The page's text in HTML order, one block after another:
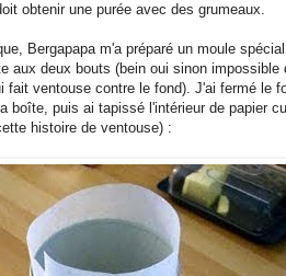
obtenir une purée avec des grumeaux.
Bergapapa m'a préparé un moule
aux deux bouts (bein oui sinon impossible
fait ventouse contre le fond). J'ai fermé le
boîte, puis ai tapissé l'intérieur de papier
histoire de ventouse) :